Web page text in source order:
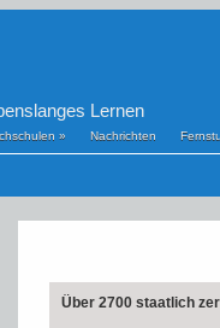
Lernen
» Nachrichten
Über 2700 staatlich